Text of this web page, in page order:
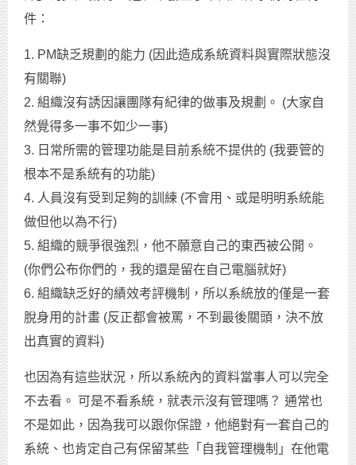
件：
1. PM缺乏規劃的能力 (因此造成系統資料與實際狀態沒
有關聯)
2. 組織沒有誘因讓團隊有紀律的做事及規劃。 (大家自
然覺得多一事不如少一事)
3. 日常所需的管理功能是目前系統不提供的 (我要管的
根本不是系統有的功能)
4. 人員沒有受到足夠的訓練 (不會用、或是明明系統能
做但他以為不行)
5. 組織的競爭很強烈，他不願意自己的東西被公開。
(你們公布你們的，我的還是留在自己電腦就好)
6. 組織缺乏好的績效考評機制，所以系統放的僅是一套
脫身用的計畫 (反正都會被罵，不到最後關頭，決不放
出真實的資料)
也因為有這些狀況，所以系統內的資料當事人可以完全
不去看。 可是不看系統，就表示沒有管理嗎？ 通常也
不是如此，因為我可以跟你保證，他絕對有一套自己的
系統、也肯定自己有保留某些「自我管理機制」在他電